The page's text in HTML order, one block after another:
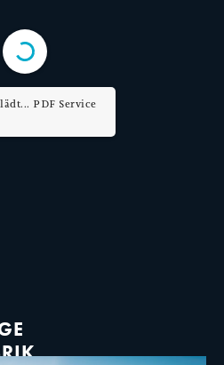
PDF Worker